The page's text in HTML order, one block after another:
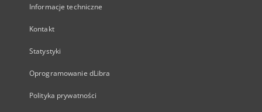
Informacje techniczne
Kontakt
Statystyki
Oprogramowanie dLibra
Polityka prywatności